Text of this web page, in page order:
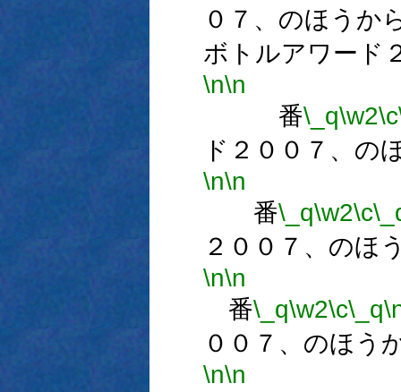
０７、のほうか
ボトルアワード
\n\n
番\_q\w2\c
ド２００７、の
\n\n
番\_q\w2\c
２００７、のほ
\n\n
番\_q\w2\c\_q
００７、のほう
\n\n